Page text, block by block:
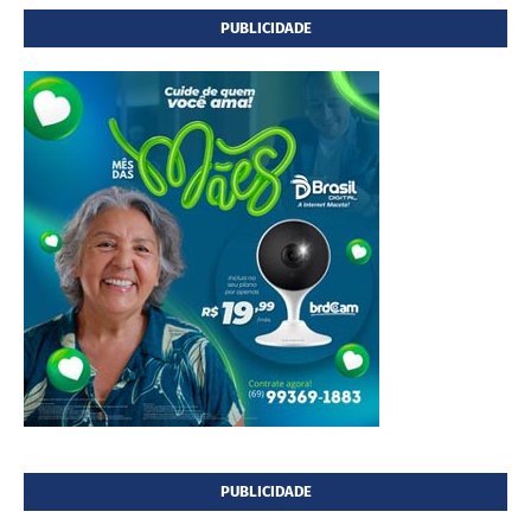
PUBLICIDADE
PUBLICIDADE